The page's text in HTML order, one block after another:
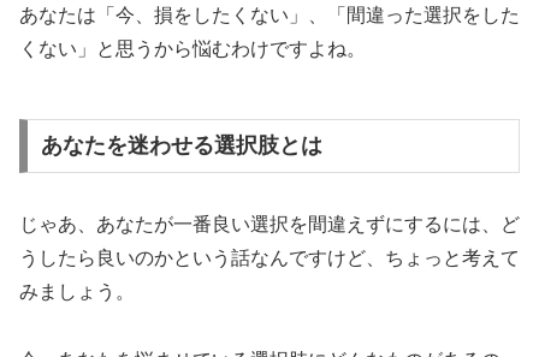
あなたは「今、損をしたくない」、「間違った選択をした
くない」と思うから悩むわけですよね。
あなたを迷わせる選択肢とは
じゃあ、あなたが一番良い選択を間違えずにするには、ど
うしたら良いのかという話なんですけど、ちょっと考えて
みましょう。